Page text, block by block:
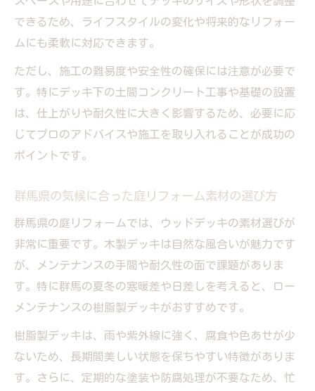
できるため、ライフスタイルの変化や将来的なリフォー
ムにも柔軟に対応できます。
ただし、施工の難易度や安全性の確保には注意が必要で
す。特にデッキ下の土間コンクリート工事や基礎の設置
は、仕上がりや耐久性に大きく影響するため、必要に応
じてプロのアドバイスや施工を取り入れることが成功の
ポイントです。
群馬県の気候に合った庭リフォーム素材の選び方
群馬県の庭リフォームでは、ウッドデッキの素材選びが
非常に重要です。木製デッキは自然な風合いが魅力です
が、メンテナンスの手間や耐久性の面で課題がありま
す。特に群馬の夏冬の寒暖差や日差しを考えると、ロー
メンテナンスの樹脂製デッキがおすすめです。
樹脂製デッキは、雨や紫外線に強く、腐食や色あせが少
ないため、長期間美しい状態を保ちやすい特徴がありま
す。さらに、定期的な塗装や防腐処理が不要なため、忙